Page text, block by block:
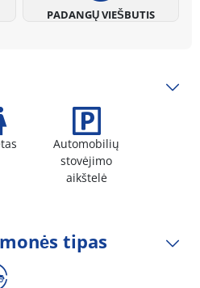
PADANGŲ VIEŠBUTIS
Automobilių
stovėjimo
aikštelė
tipas